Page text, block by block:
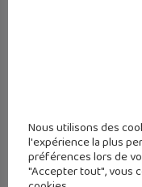
Nous utilisons des
l'expérience la plus
préférences lors de
"Accepter tout", vous